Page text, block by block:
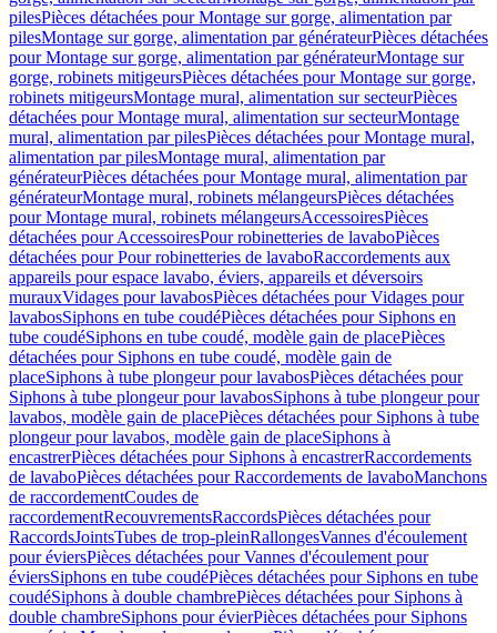
pilesPièces détachées pour Montage sur gorge, alimentation par
pilesMontage sur gorge, alimentation par générateurPièces détachées
pour Montage sur gorge, alimentation par générateurMontage sur
gorge, robinets mitigeursPièces détachées pour Montage sur gorge,
robinets mitigeursMontage mural, alimentation sur secteurPièces
détachées pour Montage mural, alimentation sur secteurMontage
mural, alimentation par pilesPièces détachées pour Montage mural,
alimentation par pilesMontage mural, alimentation par
générateurPièces détachées pour Montage mural, alimentation par
générateurMontage mural, robinets mélangeursPièces détachées
pour Montage mural, robinets mélangeursAccessoiresPièces
détachées pour AccessoiresPour robinetteries de lavaboPièces
détachées pour Pour robinetteries de lavaboRaccordements aux
appareils pour espace lavabo, éviers, appareils et déversoirs
murauxVidages pour lavabosPièces détachées pour Vidages pour
lavabosSiphons en tube coudéPièces détachées pour Siphons en
tube coudéSiphons en tube coudé, modèle gain de placePièces
détachées pour Siphons en tube coudé, modèle gain de
placeSiphons à tube plongeur pour lavabosPièces détachées pour
Siphons à tube plongeur pour lavabosSiphons à tube plongeur pour
lavabos, modèle gain de placePièces détachées pour Siphons à tube
plongeur pour lavabos, modèle gain de placeSiphons à
encastrerPièces détachées pour Siphons à encastrerRaccordements
de lavaboPièces détachées pour Raccordements de lavaboManchons
de raccordementCoudes de
raccordementRecouvrementsRaccordsPièces détachées pour
RaccordsJointsTubes de trop-pleinRallongesVannes d'écoulement
pour éviersPièces détachées pour Vannes d'écoulement pour
éviersSiphons en tube coudéPièces détachées pour Siphons en tube
coudéSiphons à double chambrePièces détachées pour Siphons à
double chambreSiphons pour évierPièces détachées pour Siphons